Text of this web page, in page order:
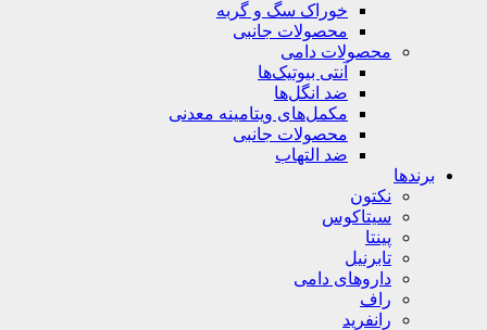
خوراک سگ و گربه
محصولات جانبی
محصولات دامی
آنتی بیوتیک‌ها
ضد انگل‌ها
مکمل‌های ویتامینه معدنی
محصولات جانبی
ضد التهاب
برندها
نکتون
سیتاکوس
پینتا
تابرنیل
داروهای دامی
راف
رانفرید